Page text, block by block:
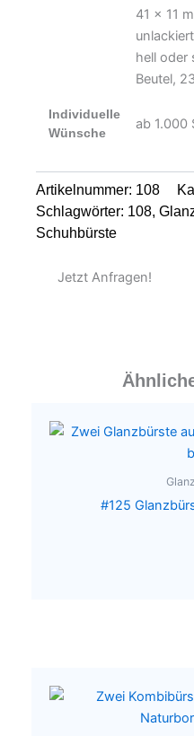
41 x 11
hell oder
Beutel,
Individuelle
Wünsche
ab 1.000
Artikelnummer: 108
Schlagwörter: 108,
Schuhbürste
Jetzt Anfragen!
#125